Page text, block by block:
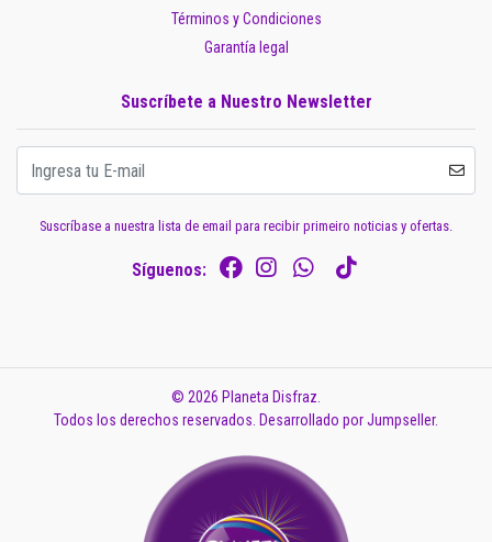
Términos y Condiciones
Garantía legal
Suscríbete a Nuestro Newsletter
Suscríbase a nuestra lista de email para recibir primeiro noticias y ofertas.
Síguenos:
© 2026 Planeta Disfraz.
Todos los derechos reservados. Desarrollado por Jumpseller.